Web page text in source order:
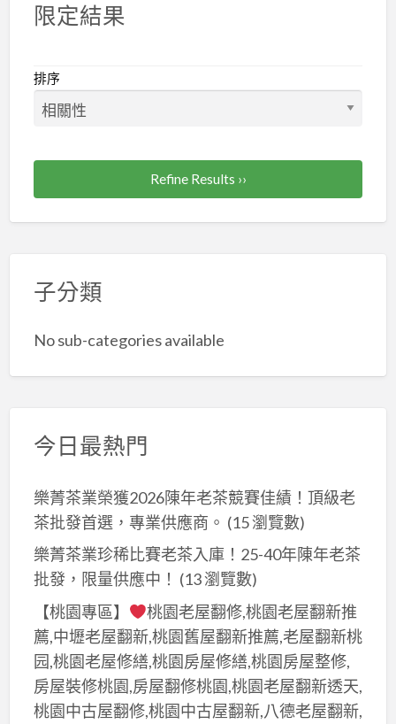
家，
應
限定結果
排序
Refine Results ››
子分類
No sub-categories available
今日最熱門
樂菁茶業榮獲2026陳年老茶競賽佳績！頂級老
茶批發首選，專業供應商。 (15 瀏覽數)
樂菁茶業珍稀比賽老茶入庫！25-40年陳年老茶
批發，限量供應中！ (13 瀏覽數)
【桃園專區】
桃園老屋翻修,桃園老屋翻新推
薦,中壢老屋翻新,桃園舊屋翻新推薦,老屋翻新桃
园,桃園老屋修繕,桃園房屋修繕,桃園房屋整修,
房屋裝修桃園,房屋翻修桃園,桃園老屋翻新透天,
桃園中古屋翻修,桃園中古屋翻新,八德老屋翻新,